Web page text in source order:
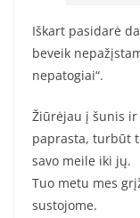
Iškart pasidarė
beveik
nepatogiai“.
Žiūrėjau į šunis ir
paprasta, turbūt
savo meile iki jų.
Tuo metu mes
sustojome.